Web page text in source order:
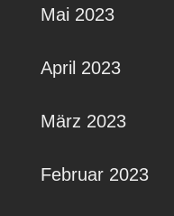
Mai 2023
April 2023
März 2023
Februar 2023